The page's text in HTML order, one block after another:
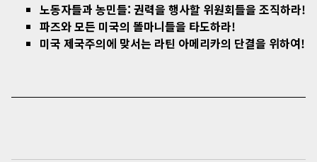
노동자들과 농민들: 권력을 행사할 위원회들을 조직하라!
파즈와 모든 미국의 똘마니들을 타도하라!
미국 제국주의에 맞서는 라틴 아메리카의 단결을 위하여!